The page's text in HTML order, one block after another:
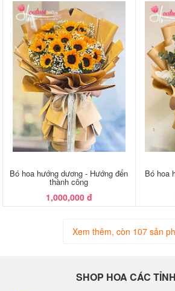
Bó hoa hướng dương - Hướng đến
thành công
1,000,000 đ
Bó hoa
Xem thêm, còn 107 sản
SHOP HOA CÁC TỈNH